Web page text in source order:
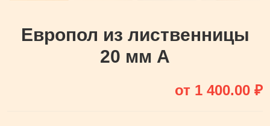
Европол из лиственницы
20 мм А
от 1 400.00 ₽